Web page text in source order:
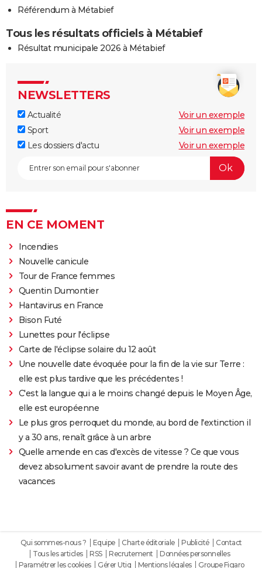
Référendum à Métabief
Tous les résultats officiels à Métabief
Résultat municipale 2026 à Métabief
NEWSLETTERS
Actualité
Voir un exemple
Sport
Voir un exemple
Les dossiers d'actu
Voir un exemple
EN CE MOMENT
Incendies
Nouvelle canicule
Tour de France femmes
Quentin Dumontier
Hantavirus en France
Bison Futé
Lunettes pour l'éclipse
Carte de l'éclipse solaire du 12 août
Une nouvelle date évoquée pour la fin de la vie sur Terre :
elle est plus tardive que les précédentes !
C'est la langue qui a le moins changé depuis le Moyen Âge,
elle est européenne
Le plus gros perroquet du monde, au bord de l'extinction il
y a 30 ans, renaît grâce à un arbre
Quelle amende en cas d'excès de vitesse ? Ce que vous
devez absolument savoir avant de prendre la route des
vacances
Qui sommes-nous ? Equipe Charte éditoriale Publicité
Contact
Tous les articles
RSS Recrutement
Données personnelles
Paramétrer les cookies
Gérer Utiq Mentions légales Groupe Figaro